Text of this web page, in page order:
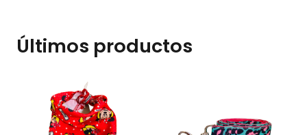
Últimos productos